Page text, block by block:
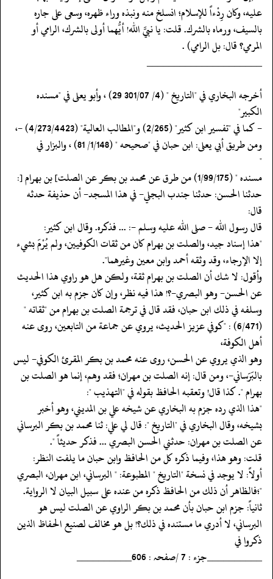
عليه، وكان رِدْءاً للإسلام؛ انسلخ منه ونبذه وراء ظهره، وسعى على جاره
بالسيف، ورماه بالشرك. قلت: يا نبيَّ الله! أيُّهما أولى بالشرك، الرامي أو
المرمي؟ قال: بل الرامي) .
‏‏‏‏_____________________
‏‏‏‏أخرجه البخاري في "التاريخ " (4/ 301/07 29) ، وأبو يعلى في "مسنده
الكبير"
‏‏‏‏- كما في "تفسير ابن كثير" (2/265) و"المطالب العالية" (4/273/4423) -،
ومن طريق أبي يعلى: ابن حبان في "صحيحه " (1/148/ 81) ، والبزار في
‏‏‏‏"
‏‏‏‏مسنده " (1/99/175) من طرق عن محمد بن بكر عن الصلت] بن بهرام [:
حدثنا الحسن: حدثنا جندب البجلي- في هذا المسجد- أن حذيفة حدثه
قال:
‏‏‏‏قال رسول الله - صلى الله عليه وسلم -: ... فذكره. وقال ابن كثير:
‏‏‏‏"هذا إسناد جيد، والصلت بن بهرام كان من ثقات الكوفيين، ولم يُرْمَ بشيء
‏‏‏‏إلا الإرجاء، وقد وثقه أحمد وابن معين وغيرهما".
‏‏‏‏وأقول: لا شك أن الصلت بن بهرام ثقة، ولكن هل هو راوي هذا الحديث
‏‏‏‏عن الحسن- وهو البصري-؟! هذا فيه نظر، وإن كان جزم به ابن كثير،
وسلفه في ذلك ابن حبان، فقد قال في ترجمة الصلت بن بهرام من "ثقاته "
(6/471) : "كوفي عزيز الحديث، يروي عن جماعة من التابعين، روى عنه
أهل الكوفة،
‏‏‏‏وهو الذي يروي عن الحسن، روى عنه محمد بن بكر المقرئ الكوفي- ليس
بالبَرَساني-، ومن قال: إنه الصلت بن مهران؛ فقد وهم، إنما هو الصلت بن
بهرام ". كذا قال! وتعقبه الحافظ بقوله في "التهذيب ":
‏‏‏‏"هذا الذي رده جزم به البخاري عن شيخه علي بن المديني، وهو أخبر
بشيخه، وقال البخاري في "التاريخ ": قال لي علي: ثنا محمد بن بكر البرساني
عن الصلت بن مهران: حدثني الحسن البصري ... فذكر حديثاً ".
‏‏‏‏قلت: وهو هذا، وفيما ذكره كل من الحافظ وابن حبان ما يلفت النظر:
‏‏‏‏أولاً: لا يوجد في نسخة "التاريخ " المطبوعة: " البرساني، ابن مهران، البصري
"؛فالظاهر أن ذلك من الحافظ ذكره من عنده على سبيل البيان لا الرواية.
‏‏‏‏ثانياً: جزم ابن حبان بأن محمد بن بكر الراوي عن الصلت ليس هو
البرساني، لا أدري ما مستنده في ذلك؟! بل هو مخالف لصنيع الحفاظ الذين
ذكروا في
‏‏‏‏__________جزء : 7 /صفحہ : 606__________